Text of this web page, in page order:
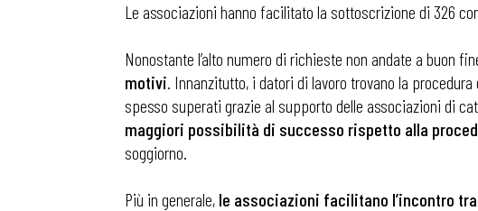
Le associazioni hanno facilitato la sottoscrizione di 326
Nonostante l’alto numero di richieste non andate a buon
motivi. Innanzitutto, i datori di lavoro trovano la
spesso superati grazie al supporto delle associazioni di
maggiori possibilità di successo rispetto alla
soggiorno.
Più in generale, le associazioni facilitano l’incontro